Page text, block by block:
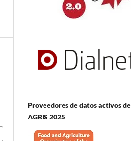
Proveedores de datos activos de
AGRIS 2025